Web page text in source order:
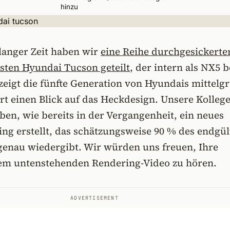
hinzu
Zeit haben wir eine Reihe
Hyundai Tucson geteilt, der intern als NX5
die fünfte Generation von Hyundais
einen Blick auf das Heckdesign. Unsere
wie bereits in der Vergangenheit, ein neues
erstellt, das schätzungsweise 90 % des
wiedergibt. Wir würden uns freuen, Ihre
untenstehenden Rendering-Video zu hören.
ADVERTISEMENT